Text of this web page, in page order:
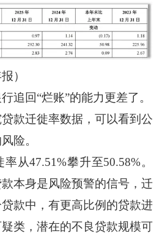
）
回“烂账”的能力更差了。
迁徙率数据，可以看到公
险。
47.51%攀升至50.58%。
本身是风险预警的信号，迁
款中，有更高比例的贷款进
类，潜在的不良贷款规模可